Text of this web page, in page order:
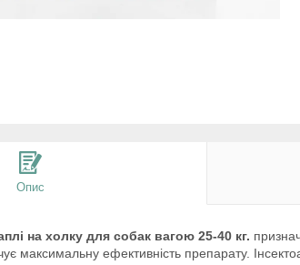
Опис
на холку для собак вагою 25-40 кг.
максимальну ефективність препарату.